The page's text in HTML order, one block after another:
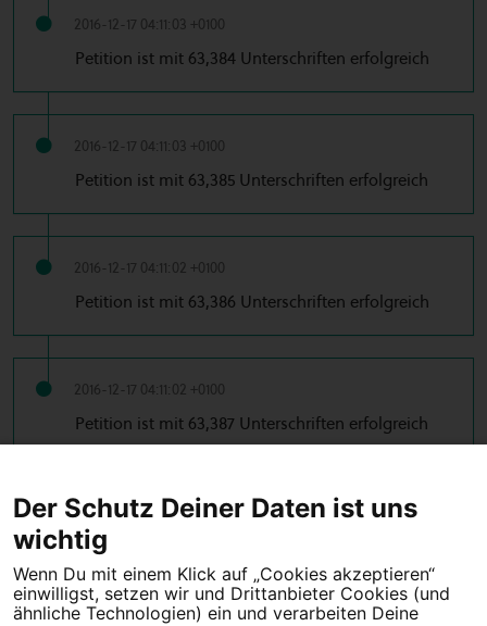
2016-12-17 04:11:03 +0100
Petition ist mit 63,384 Unterschriften erfolgreich
2016-12-17 04:11:03 +0100
Petition ist mit 63,385 Unterschriften erfolgreich
2016-12-17 04:11:02 +0100
Petition ist mit 63,386 Unterschriften erfolgreich
2016-12-17 04:11:02 +0100
Petition ist mit 63,387 Unterschriften erfolgreich
← Vorherige 1 2 … 34 35 36 37
38
39
40 41
Tipps für deine Petition
Der Schutz Deiner Daten ist uns
wichtig
Wenn Du mit einem Klick auf „Cookies akzeptieren“
einwilligst, setzen wir und Drittanbieter Cookies (und
ähnliche Technologien) ein und verarbeiten Deine